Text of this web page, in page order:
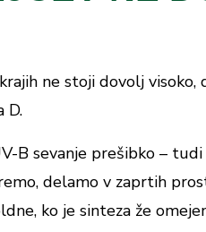
200 µg
95 µg
ne stoji dovolj visoko,
D.
B sevanje prešibko – tudi
delamo v zaprtih
ko je sinteza že